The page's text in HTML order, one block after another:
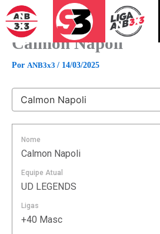
para
conteúdo
Calmon Napoli
Por ANB3x3 / 14/03/2025
Nome
Calmon Napoli
Equipe Atual
UD LEGENDS
Ligas
+40 Masc